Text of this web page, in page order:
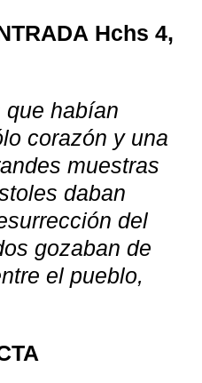
Hchs 4,
que habían
corazón y una
muestras
daban
del
gozaban de
el pueblo,